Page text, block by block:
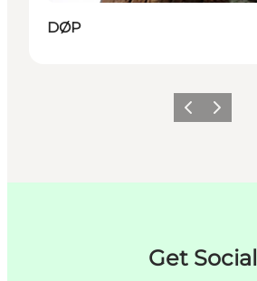
DØP
ForrigeNeste
Get Social